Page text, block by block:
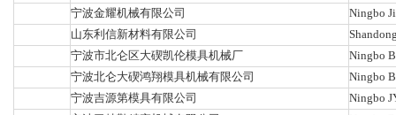
宁波金耀机械有限公司
Ningbo
山东利信新材料有限公司
宁波市北仑区大碶凯伦模具机械厂
Ningbo
宁波北仑大碶鸿翔模具机械有限公司
Ningbo
宁波吉源第模具有限公司
Ningbo